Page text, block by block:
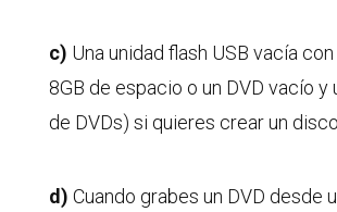
c) Una unidad flash USB vacía
8GB de espacio o un DVD vacío y
de DVDs) si quieres crear un disco.
d) Cuando grabes un DVD desde